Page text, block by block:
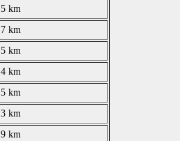
5 km
7 km
5 km
4 km
5 km
3 km
9 km